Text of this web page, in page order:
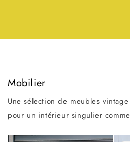
Mobilier
Une sélection de meubles
pour un intérieur singulier